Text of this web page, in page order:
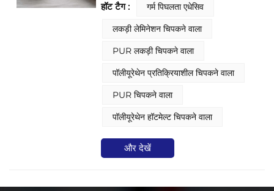
प्रदान करती है। शुरुआत में थर्मोप्लास्टिक के रूप
में प्रयुक्त, यह परिवेशी नमी के संपर्क में आने पर
एक अपरिवर्तनीय रासायनिक क्रॉस-लिंकिंग
अभिक्रिया से गुज़रती है और एक टिकाऊ थर्मोसेट
बहुलक नेटवर्क में परिवर्तित हो जाती है। इसके
परिणामस्वरूप ऊष्मा, रसायनों और प्लास्टिसाइज़र
सबसे अधिक मांग वाले औद्योगिक अनुप्रयोगों के
विश्वसनीयता प्रदान करता है।
हॉट टैग :
गर्म पिघलता एधेसिव
लकड़ी लेमिनेशन चिपकने वाला
PUR लकड़ी चिपकने वाला
पॉलीयूरेथेन प्रतिक्रियाशील चिपकने वाला
PUR चिपकने वाला
पॉलीयूरेथेन हॉटमेल्ट चिपकने वाला
और देखें